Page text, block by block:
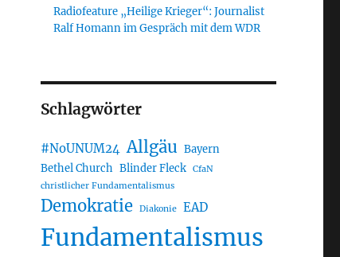
Radiofeature „Heilige Krieger“: Journalist
Ralf Homann im Gespräch mit dem WDR
Schlagwörter
#NoUNUM24 Allgäu Bayern
Bethel Church Blinder Fleck
CfaN
christlicher Fundamentalismus
Demokratie Diakonie EAD
Fundamentalismus